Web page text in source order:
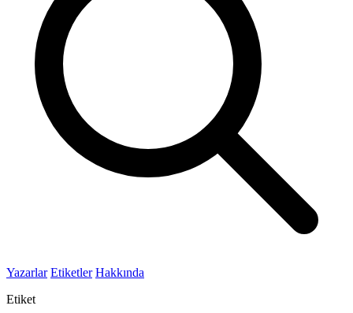
Yazarlar Etiketler Hakkında
Etiket